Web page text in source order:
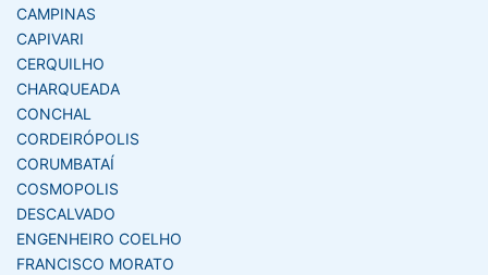
CAMPINAS
CAPIVARI
CERQUILHO
CHARQUEADA
CONCHAL
CORDEIRÓPOLIS
CORUMBATAÍ
COSMOPOLIS
DESCALVADO
ENGENHEIRO COELHO
FRANCISCO MORATO